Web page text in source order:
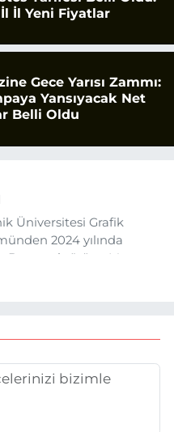
İl Yeni Fiyatlar
Gece Yarısı Zammı:
Yansıyacak Net
Belli Oldu
Üniversitesi Grafik
2024 yılında
sektörüne Mayıs
Haber Ajansı ile adım